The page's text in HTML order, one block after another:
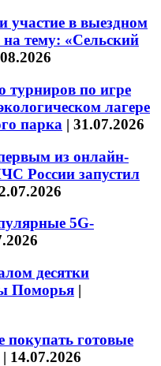
в выездном
тему: «Сельский
турниров по игре
лагере
парка | 31.07.2026
из онлайн-
России запустил
5G-
десятки
Поморья |
готовые
| 14.07.2026